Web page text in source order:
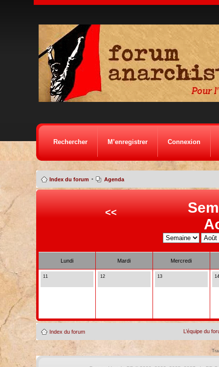
Rechercher M’enregistrer Connexion
Index du forum • Agenda
<<
Lundi Mardi Mercredi
11 12 13 14
Index du forum L’équipe du